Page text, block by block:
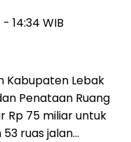
14:34 WIB
Kabupaten Lebak
Penataan Ruang
Rp 75 miliar untuk
ruas jalan…